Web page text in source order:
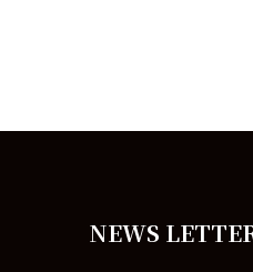
NEWS